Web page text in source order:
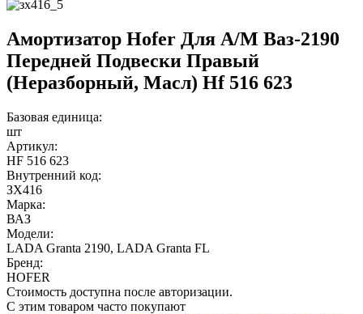
Амортизатор Hofer Для А/М Ваз-2190
Передней Подвески Правый
(Неразборный, Масл) Hf 516 623
Базовая единица:
шт
Артикул:
HF 516 623
Внутренний код:
ЗХ416
Марка:
ВАЗ
Модели:
LADA Granta 2190, LADA Granta FL
Бренд:
HOFER
Стоимость доступна после авторизации.
С этим товаром часто покупают